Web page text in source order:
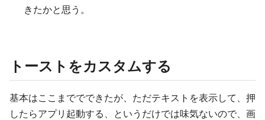
きたかと思う。
トーストをカスタムする
基本はここまででできたが、ただテキストを表示して、押
したらアプリ起動する、というだけでは味気ないので、画